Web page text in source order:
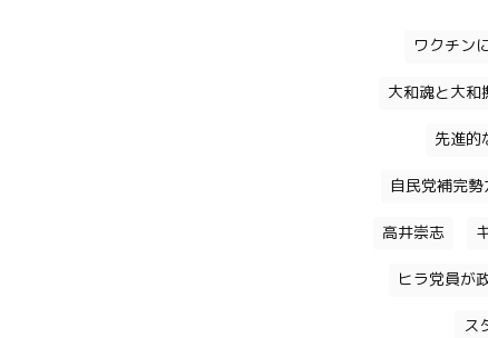
ワクチン
大和魂と大和
先進的
自民党補完
高井崇志
ヒラ党員が
ス